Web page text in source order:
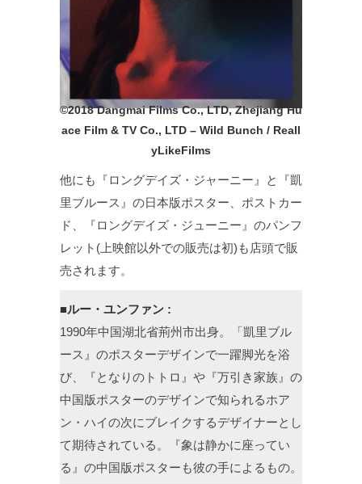
©️2018 Dangmai Films Co., LTD, Zhejiang Hu
ace Film & TV Co., LTD – Wild Bunch / Reall
yLikeFilms
他にも『ロングデイズ・ジャーニー』と『凱
里ブルース』の日本版ポスター、ポストカー
ド、『ロングデイズ・ジューニー』のパンフ
レット(上映館以外での販売は初)も店頭で販
売されます。
■ルー・ユンファン :
1990年中国湖北省荊州市出身。「凱里ブル
ース』のポスターデザインで一躍脚光を浴
び、『となりのトトロ』や『万引き家族』の
中国版ポスターのデザインで知られるホア
ン・ハイの次にブレイクするデザイナーとし
て期待されている。『象は静かに座ってい
る』の中国版ポスターも彼の手によるもの。